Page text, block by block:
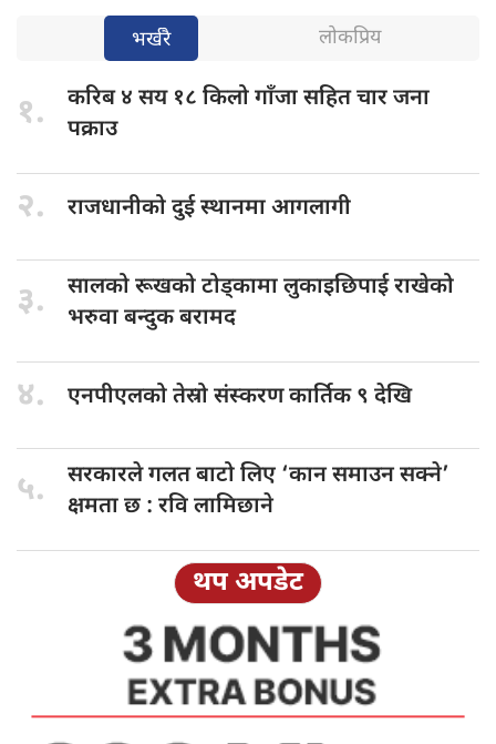
भर्खरै लोकप्रिय
१. करिब ४ सय १८ किलो गाँजा सहित चार जना
पक्राउ
२. राजधानीको दुईस्थानमा आगलागी
३. सालको रूखकोटोड्कामा लुकाइछिपाई राखेको
भरुवा बन्दुक बरामद
४. एनपीएलको तेस्रोसंस्करण कार्तिक ९ देखि
५. सरकारले गलतबाटो लिए ‘कान समाउन सक्ने’
क्षमता छ : रवि लामिछाने
थप अपडेट